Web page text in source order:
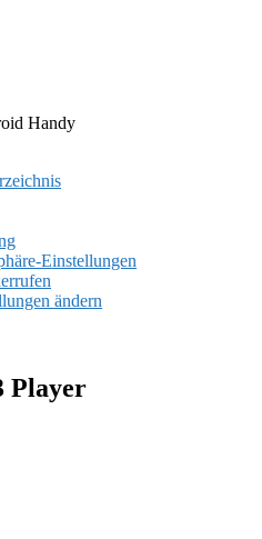
Handy
Einstellungen
ändern
Player